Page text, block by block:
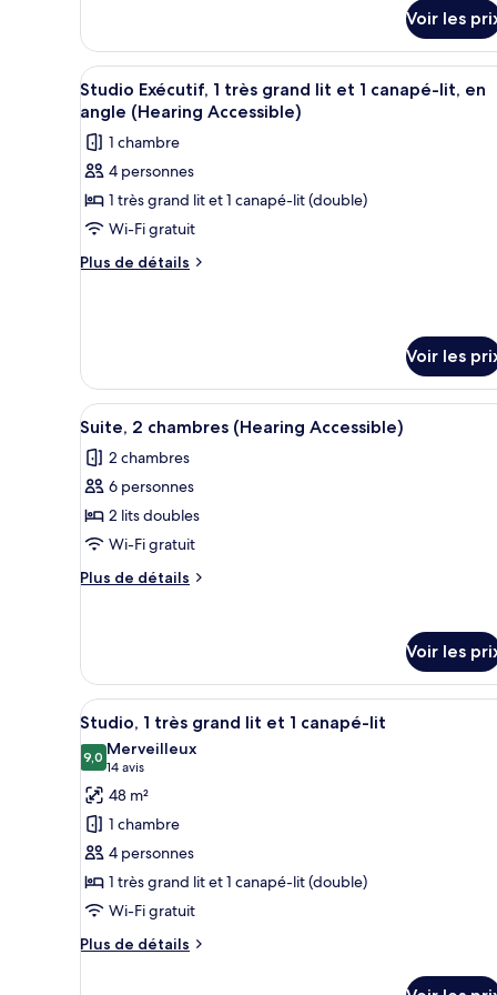
grand
lit
et
1
canapé-
lit,
en
angle
le
type
de
chambre
Studio
Exécutif,
grand
lit
1
Voir les
Afficher
toutes
les
photos
pour
ce
type
de
très
grand
lit
et
1
canapé-
lit,
angle
Une chambre d’hôtel
8
Studio Exécutif, 1 très grand lit et 1 canapé-lit, en
angle (Hearing Accessible)
1 chambre
4 personnes
1 très grand lit et 1 canapé-lit (double)
Wi-Fi gratuit
Plus de détails
Plus
de
chambre
Studio
Exécutif,
très
grand
lit
et
canapé-
Accessible)
Voir les
Afficher
toutes
les
photos
pour
ce
type
de
2
chambres
(Hearing
Accessible)
Une chambre d’hôtel
9
Suite, 2 chambres (Hearing Accessible)
2 chambres
6 personnes
2 lits doubles
Wi-Fi gratuit
Plus de détails
Plus
type
de
chambre
2
chambres
(Hearing
Accessible)
Voir les
Afficher
toutes
les
photos
pour
ce
type
de
chambre :
Studio,
Une chambre d’hôtel
8
Studio, 1 très grand lit et 1 canapé-lit
9,09,0 sur 10
Merveilleux
14 avis
(14 avis)
48 m²
1 chambre
4 personnes
1 très grand lit et 1 canapé-lit (double)
Wi-Fi gratuit
Plus de détails
Plus